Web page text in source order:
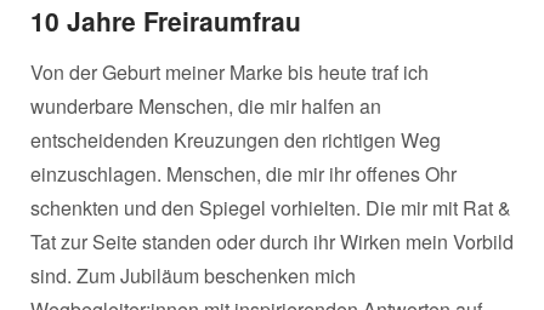
10 Jahre Freiraumfrau
Von der Geburt meiner Marke bis heute traf ich
wunderbare Menschen, die mir halfen an
entscheidenden Kreuzungen den richtigen Weg
einzuschlagen. Menschen, die mir ihr offenes Ohr
schenkten und den Spiegel vorhielten. Die mir mit Rat &
Tat zur Seite standen oder durch ihr Wirken mein Vorbild
sind. Zum Jubiläum beschenken mich